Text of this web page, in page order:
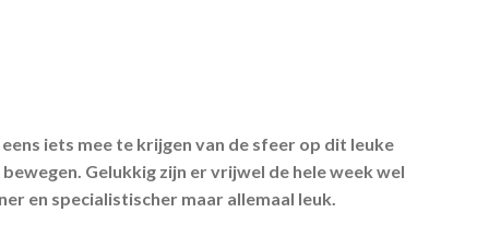
iets mee te krijgen van de sfeer op dit leuke
Gelukkig zijn er vrijwel de hele week wel
en specialistischer maar allemaal leuk.